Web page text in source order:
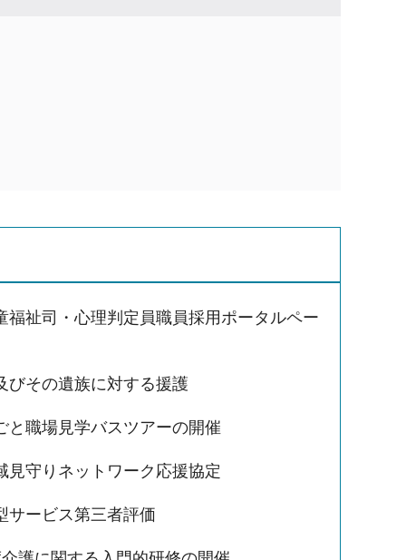
福祉司・心理判定員職員採用ポータルペー
びその遺族に対する援護
と職場見学バスツアーの開催
見守りネットワーク応援協定
サービス第三者評価